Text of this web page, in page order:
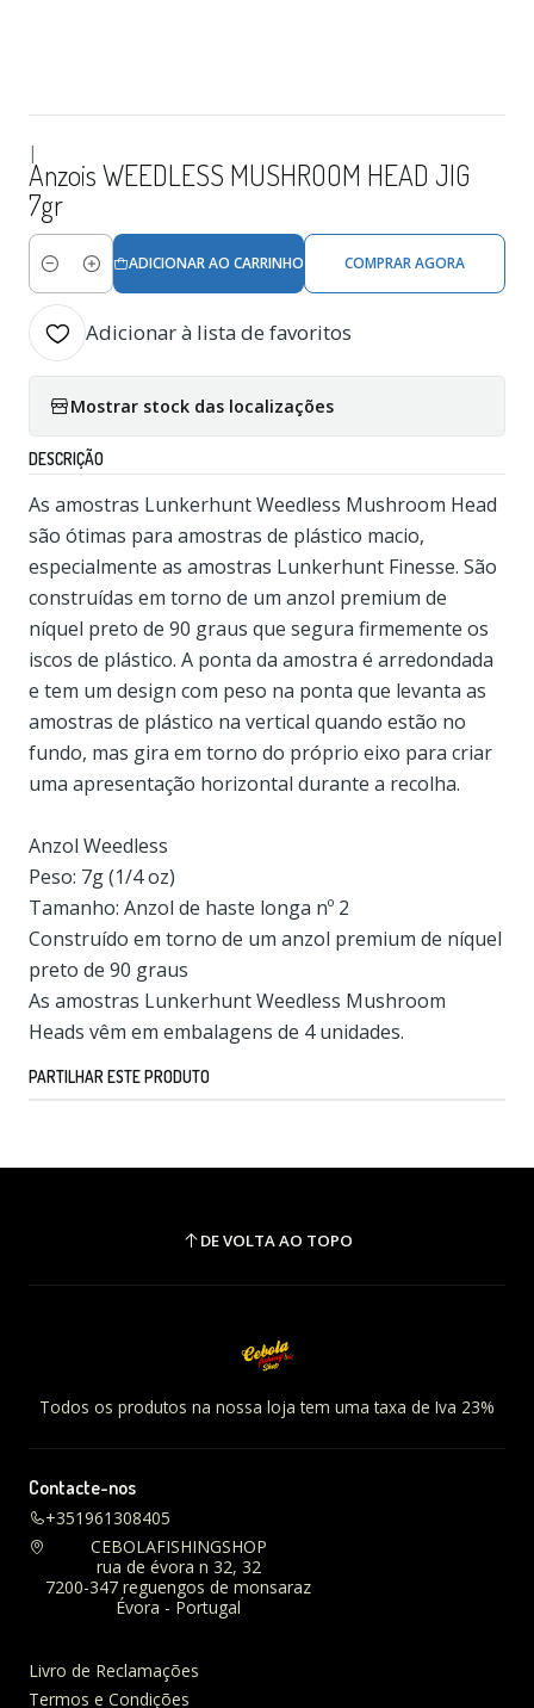
|
Anzois WEEDLESS MUSHROOM HEAD JIG
7gr
Quantidade
ADICIONAR AO CARRINHO COMPRAR AGORA
Adicionar à lista de favoritos
Mostrar stock das localizações
DESCRIÇÃO
As amostras Lunkerhunt Weedless Mushroom Head
são ótimas para amostras de plástico macio,
especialmente as amostras Lunkerhunt Finesse. São
construídas em torno de um anzol premium de
níquel preto de 90 graus que segura firmemente os
iscos de plástico. A ponta da amostra é arredondada
e tem um design com peso na ponta que levanta as
amostras de plástico na vertical quando estão no
fundo, mas gira em torno do próprio eixo para criar
uma apresentação horizontal durante a recolha.
Anzol Weedless
Peso: 7g (1/4 oz)
Tamanho: Anzol de haste longa nº 2
Construído em torno de um anzol premium de níquel
preto de 90 graus
As amostras Lunkerhunt Weedless Mushroom
Heads vêm em embalagens de 4 unidades.
PARTILHAR ESTE PRODUTO
DE VOLTA AO TOPO
Todos os produtos na nossa loja tem uma taxa de Iva 23%
Contacte-nos
+351961308405
CEBOLAFISHINGSHOP
rua de évora n 32, 32
7200-347 reguengos de monsaraz
Évora - Portugal
Livro de Reclamações
Termos e Condições